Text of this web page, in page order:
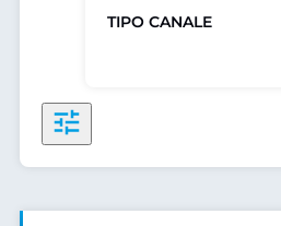
TIPO CANALE